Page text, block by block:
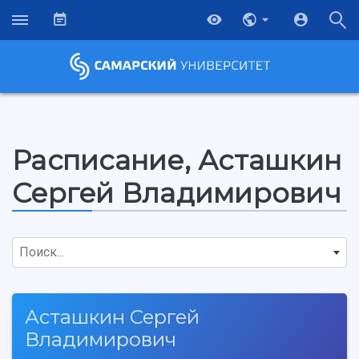
НАЗАД
Расписание, Асташкин
Сергей Владимирович
Поиск...
Асташкин Сергей
Владимирович